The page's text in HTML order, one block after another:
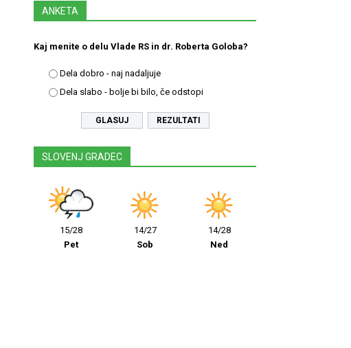
ANKETA
Kaj menite o delu Vlade RS in dr. Roberta Goloba?
Dela dobro - naj nadaljuje
Dela slabo - bolje bi bilo, če odstopi
REZULTATI
SLOVENJ GRADEC
15/28
Pet
14/27
Sob
14/28
Ned